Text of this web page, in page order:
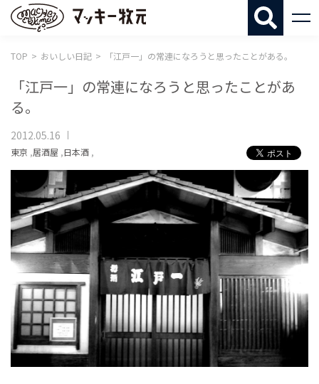
TOP おいしい日記 「江戸一」の常連になろうと思ったことがある。
「江戸一」の常連になろうと思ったことがあ
る。
2012.05.16
東京 ,居酒屋 ,日本酒 ,